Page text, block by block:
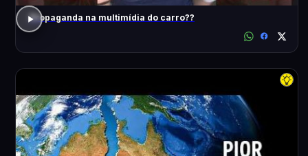
Propaganda na multimídia do carro??